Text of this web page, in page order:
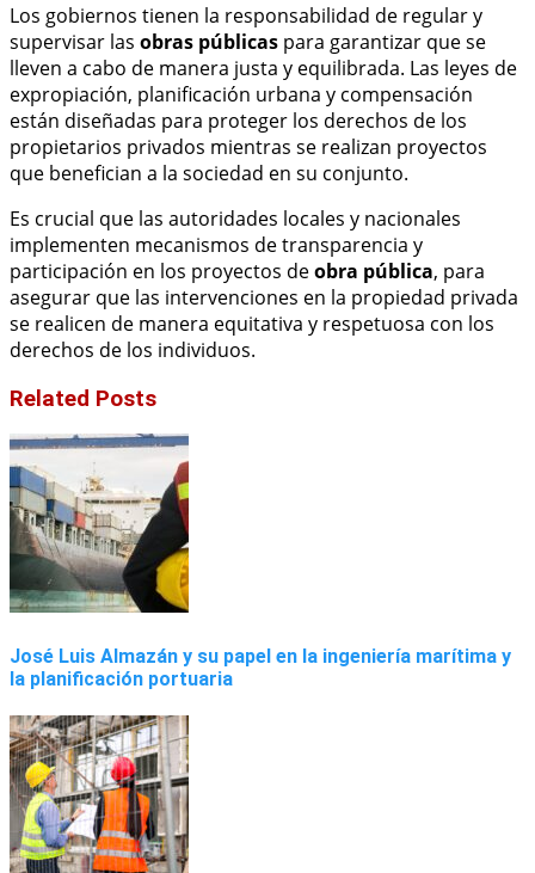
Los gobiernos tienen la responsabilidad de regular y
supervisar las obras públicas para garantizar que se
lleven a cabo de manera justa y equilibrada. Las leyes de
expropiación, planificación urbana y compensación
están diseñadas para proteger los derechos de los
propietarios privados mientras se realizan proyectos
que benefician a la sociedad en su conjunto.
Es crucial que las autoridades locales y nacionales
implementen mecanismos de transparencia y
participación en los proyectos deobra pública, para
asegurar que las intervenciones en la propiedad privada
se realicen de manera equitativa y respetuosa con los
derechos de los individuos.
Related Posts
José Luis Almazán y su papel en la ingeniería marítima y
la planificación portuaria